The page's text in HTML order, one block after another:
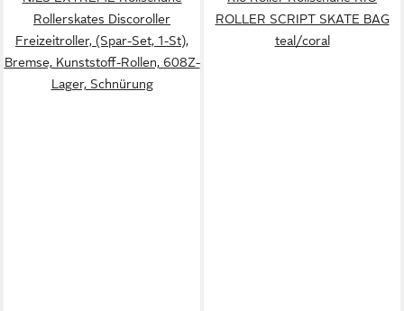
Rollerskates Discoroller
Freizeitroller, (Spar-Set, 1-St),
Bremse, Kunststoff-Rollen, 608Z-
Lager, Schnürung
ROLLER SCRIPT SKATE BAG
teal/coral